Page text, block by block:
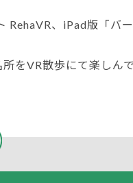
、iPad版「バ
をVR散歩にて楽しん